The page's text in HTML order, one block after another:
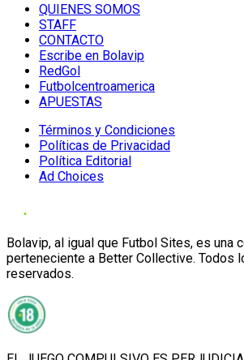
QUIENES SOMOS
STAFF
CONTACTO
Escribe en Bolavip
RedGol
Futbolcentroamerica
APUESTAS
Términos y Condiciones
Políticas de Privacidad
Política Editorial
Ad Choices
Bolavip, al igual que Futbol Sites, es una
perteneciente a Better Collective. Todos
reservados.